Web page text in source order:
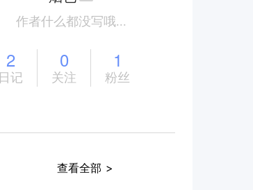
作者什么都没写哦...
2
日记
0
关注
1
粉丝
查看全部 >